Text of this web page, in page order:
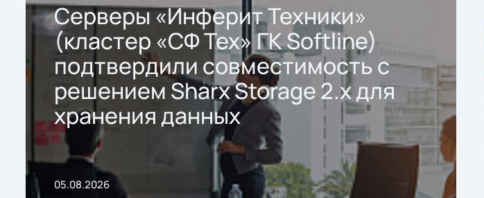
Серверы «Инферит Техники»
(кластер «СФ Тех» ГК Softline)
подтвердили совместимость с
решением Sharx Storage 2.x для
хранения данных
05.08.2026